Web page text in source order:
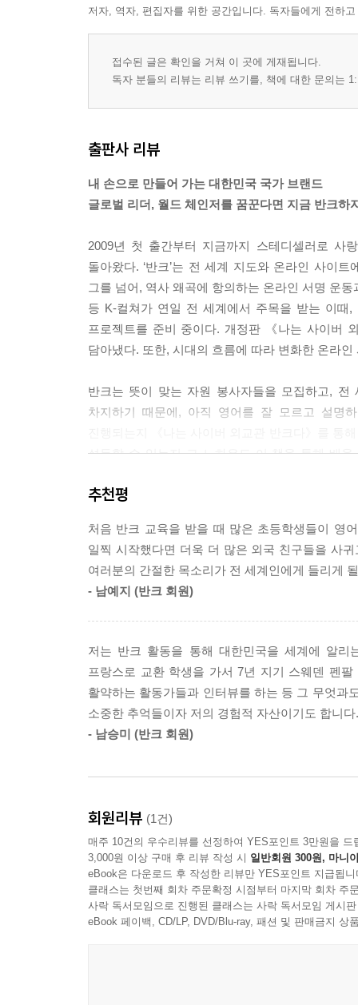
저자, 역자, 편집자를 위한 공간입니다. 독자들에게 전하
접수된 글은 확인을 거쳐 이 곳에 게재됩니다.
독자 분들의 리뷰는 리뷰 쓰기를, 책에 대한 문의는
출판사 리뷰
내 손으로 만들어 가는 대한민국 국가 브랜드
글로벌 리더, 월드 체인저를 꿈꾼다면 지금 반크하
2009년 첫 출간부터 지금까지 스테디셀러로
돌아왔다. ‘반크’는 전 세계 지도와 온라인 사이
그를 넘어, 역사 왜곡에 항의하는 온라인 서명 운
등 K-컬쳐가 연일 전 세계에서 주목을 받는 이
프로젝트를 준비 중이다. 개정판 《나는 사이버
담아냈다. 또한, 시대의 흐름에 따라 변화한 온라
반크는 뜻이 맞는 자원 봉사자들을 모집하고,
차지하기 때문에, 아직 영어를 잘 모르고 설명
설득할 수 있는지 그 노하우도 이 책을 통해 배
활동을 직접 확인하고, 따라 해 보자. 세계 속에서 ‘
사이버 외교관 반크가 되면!
· 내 나라 한국을 더욱 사랑하게 됩니다.
· 영어 공부를 하고 싶은 마음이 절로 듭니다.
· 자신의 주장을 논리적으로 설명하는 능력이 생깁
· 여러분의 꿈, 대한민국의 꿈이 이루어집니다.
추천평
처음 반크 교육을 받을 때 많은 초등학생들이 영
일찍 시작했다면 더욱 더 많은 외국 친구들을 사
여러분의 간절한 목소리가 전 세계인에게 들리게
- 남예지 (반크 회원)
저는 반크 활동을 통해 대한민국을 세계에 알
프랑스로 교환 학생을 가서 7년 지기 스웨덴 펜
활약하는 활동가들과 인터뷰를 하는 등 그 무엇과
소중한 추억들이자 저의 경험적 자산이기도 합니다.
- 남승미 (반크 회원)
회원리뷰 (1건)
매주 10건의 우수리뷰를 선정하여 YES포인트 3만원을 드
3,000원 이상 구매 후 리뷰 작성 시 일반회원 300원, 마니
eBook은 다운로드 후 작성한 리뷰만 YES포인트 지급됩니
클래스는 첫번째 회차 주문확정 시점부터 마지막 회차 주
사락 독서모임으로 진행된 클래스는 사락 독서모임 게시
eBook 페이백, CD/LP, DVD/Blu-ray, 패션 및 판매금지 상